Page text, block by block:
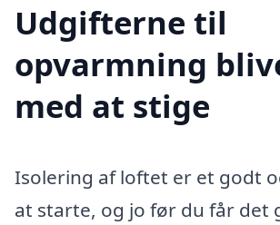
Udgifterne til
opvarmning
med at stige
Isolering af loftet er et godt
at starte, og jo før du får det